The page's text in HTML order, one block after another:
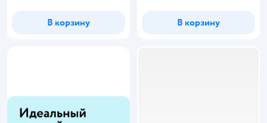
В корзину В корзину